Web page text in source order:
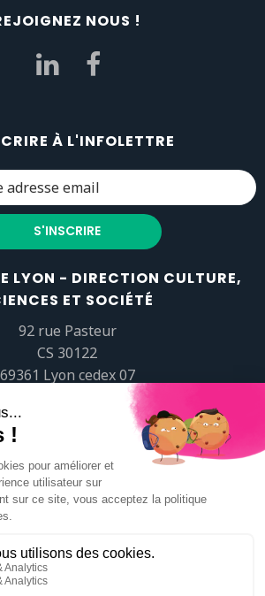
NOUS !
À L'INFOLETTRE
LYON - DIRECTION CULTURE,
ET SOCIÉTÉ
92 rue Pasteur
CS 30122
69361 Lyon cedex 07
lyon.fr
+33 (0)4 37 37 82 01
embed/Qm-prNOXepo